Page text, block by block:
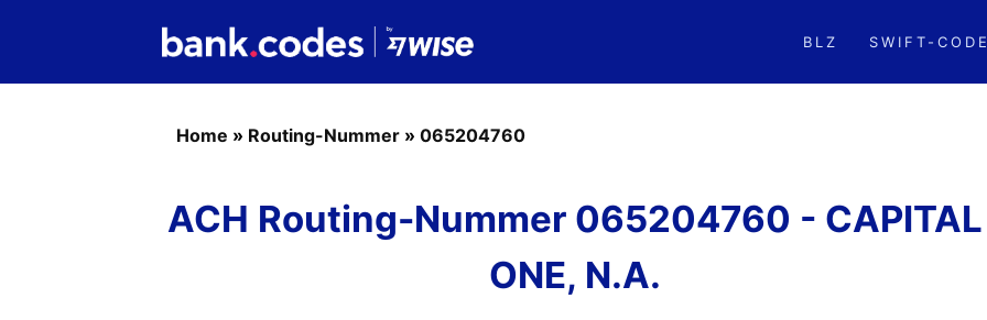
BLZ SWIFT-CODE
Home » Routing-Nummer » 065204760
ACH Routing-Nummer 065204760 - CAPITAL
ONE, N.A.